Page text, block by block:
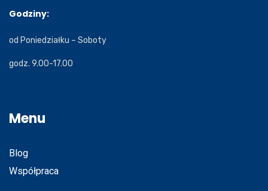
Godziny:
od Poniedziałku – Soboty
godz. 9.00-17.00
Menu
Blog
Współpraca